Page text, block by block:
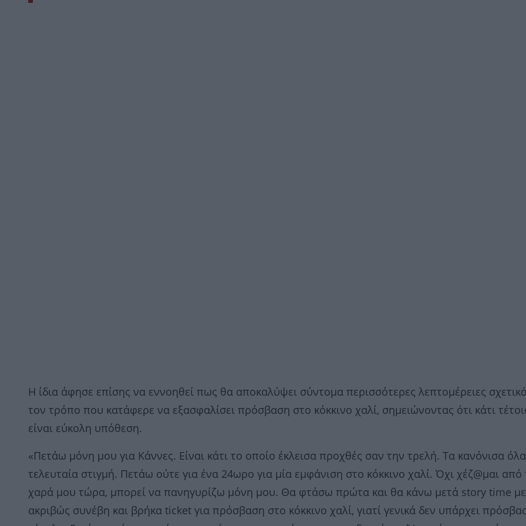
Η ίδια άφησε επίσης να εννοηθεί πως θα αποκαλύψει σύντομα περισσότερες λεπτομέρειες
τον τρόπο που κατάφερε να εξασφαλίσει πρόσβαση στο κόκκινο χαλί, σημειώνοντας ότι κάτι
είναι εύκολη υπόθεση.
«Πετάω μόνη μου για Κάννες. Είναι κάτι το οποίο έκλεισα προχθές σαν την τρελή. Τα κανόνισα όλα
τελευταία στιγμή. Πετάω ούτε για ένα 24ωρο για μία εμφάνιση στο κόκκινο χαλί. Όχι χέζ@μαι από
χαρά μου τώρα, μπορεί να πανηγυρίζω μόνη μου. Θα φτάσω πρώτα και θα κάνω μετά story time με
ακριβώς συνέβη και βρήκα ticket για πρόσβαση στο κόκκινο χαλί, γιατί γενικά δεν υπάρχει